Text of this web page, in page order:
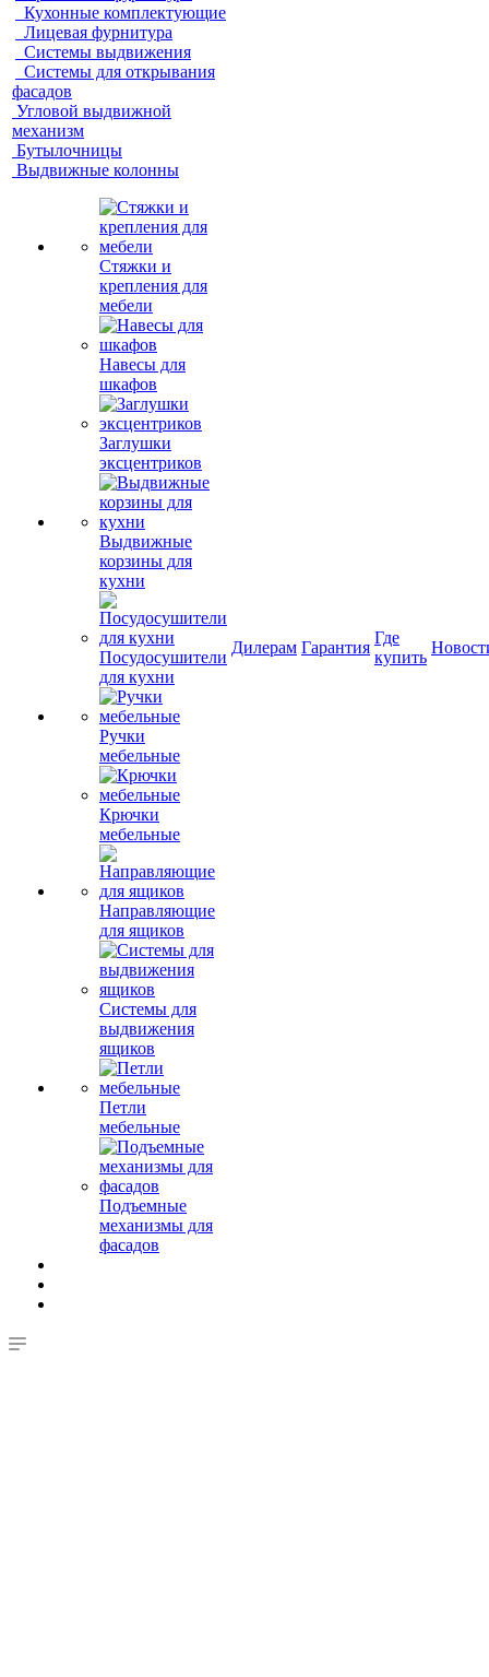
Кухонные комплектующие
Лицевая фурнитура
Системы выдвижения
Системы для открывания
фасадов
Угловой выдвижной
механизм
Бутылочницы
Выдвижные колонны
Стяжки и
крепления для
мебели
Навесы для
шкафов
Заглушки
эксцентриков
Выдвижные
корзины для
кухни
Посудосушители
для кухни
Ручки
мебельные
Крючки
мебельные
Направляющие
для ящиков
Системы для
выдвижения
ящиков
Петли
мебельные
Подъемные
механизмы для
фасадов
Дилерам Гарантия
Где
купить